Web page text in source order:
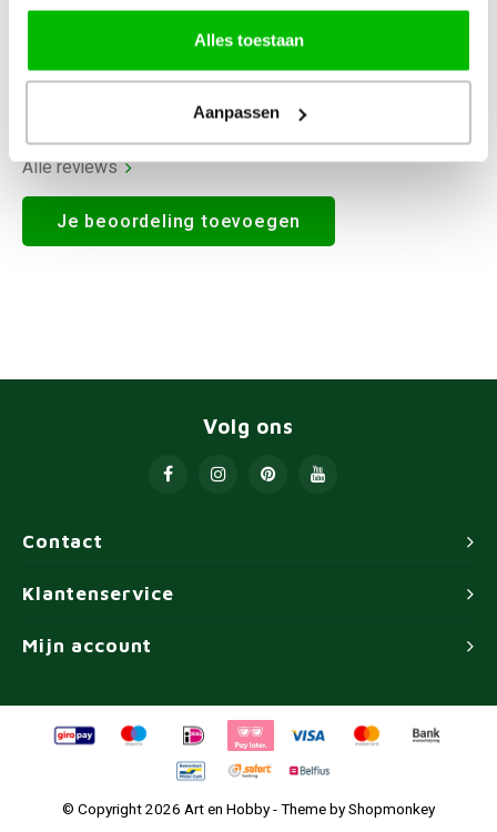
Alles toestaan
Aanpassen
Alle reviews
Je beoordeling toevoegen
Contact
Volg ons
Klantenservice
Mijn account
© Copyright 2026 Art en Hobby - Theme byShopmonkey